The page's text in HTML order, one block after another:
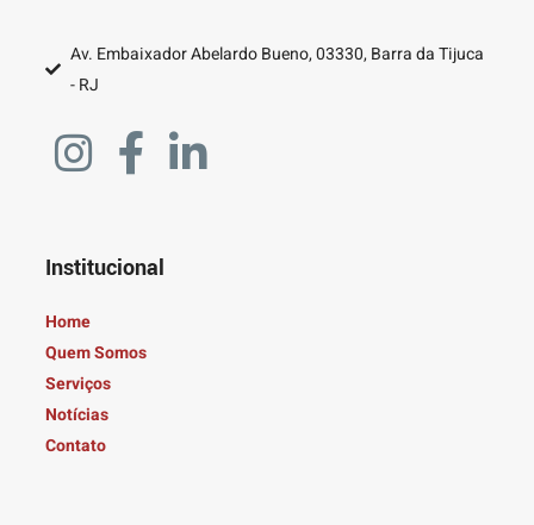
Av. Embaixador Abelardo Bueno, 03330, Barra da Tijuca
- RJ
Institucional
Home
Quem Somos
Serviços
Notícias
Contato